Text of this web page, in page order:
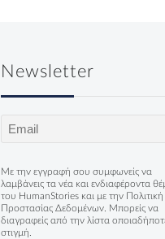
Newsletter
Email
Με την εγγραφή σου συμφωνείς να
λαμβάνεις τα νέα και ενδιαφέροντα
του HumanStories και με την
Πολιτική
Προστασίας Δεδομένων. Μπορείς να
διαγραφείς από την λίστα
στιγμή.